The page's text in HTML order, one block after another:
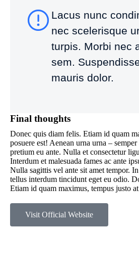
Lacus nunc
nec scelerisque
turpis. Morbi nec
sem.
mauris dolor.
Final thoughts
Donec quis diam felis. Etiam id quam
posuere est! Aenean urna urna –
pretium eu ante. Nulla et consectetur
Interdum et malesuada fames ac ante
Nulla sagittis vel ante sit amet tempor.
tellus interdum tincidunt eget eu odio.
Etiam id quam maximus, tempus justo
Visit Official Website